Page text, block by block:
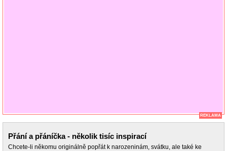
REKLAMA
Přání a přáníčka - několik tisíc inspirací
Chcete-li někomu originálně popřát k narozeninám, svátku, ale také ke